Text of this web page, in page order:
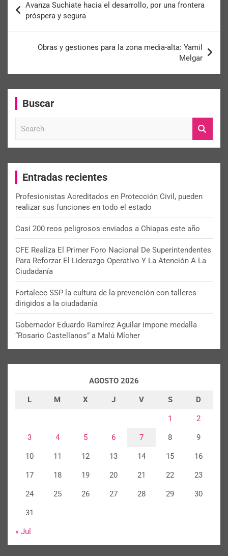
Avanza Suchiate hacia el desarrollo, por una frontera
próspera y segura
Obras y gestiones para la zona media-alta: Yamil
Melgar
Buscar
c
Entradas recientes
Profesionistas Acreditados en Protección Civil, pueden
realizar sus funciones en todo el estado
Casi 200 reos peligrosos enviados a Chiapas este año
CFE Realiza El Primer Foro Nacional De Superintendentes
Para Reforzar El Liderazgo Operativo Y La Atención A La
Ciudadanía
Fortalece SSP la cultura de la prevención con talleres
dirigidos a la ciudadanía
Gobernador Eduardo Ramírez Aguilar impone medalla
“Rosario Castellanos” a Malú Mícher
AGOSTO 2026
L M X J V S D
1 2
3 4 5 6 7 8 9
10 11 12 13 14 15 16
17 18 19 20 21 22 23
24 25 26 27 28 29 30
31
« Jul